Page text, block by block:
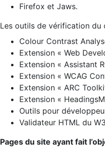
Firefox et Jaws.
Les outils de vérification du
Colour Contrast
Extension « Web
Extension « Assistant
Extension « WCAG
Extension « ARC
Extension «
Outils pour
Validateur HTML du
Pages du site ayant fait